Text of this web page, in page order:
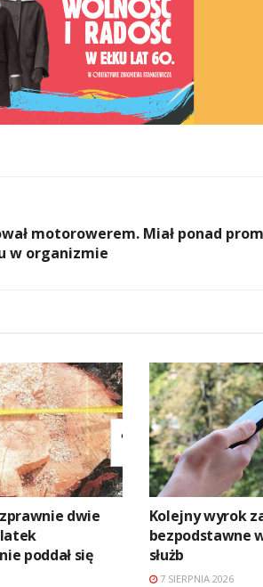
motorowerem. Miał ponad
w organizmie
dwie
latek
poddał się
Kolejny wyrok
bezpodstawne
służb
7 SIERPNIA 2026